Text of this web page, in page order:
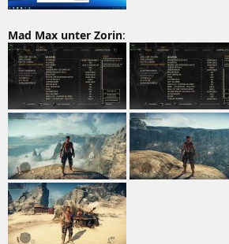
Mad Max unter Zorin: